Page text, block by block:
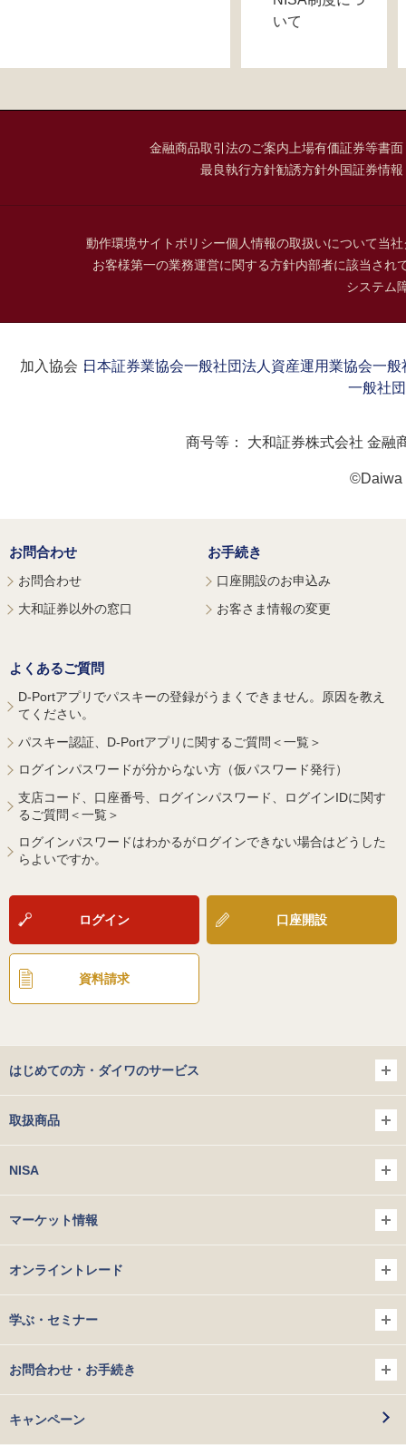
いて
金融商品取引法のご案内 上場有価証券等書
最良執行方針勧誘方針外国証券情
動作環境サイトポリシー個人情報の取扱いについて当
お客様第一の業務運営に関する方針内部者に該当され
システム
加入協会：日本証券業協会一般社団法人資産運用業協会一般
一般社
商号等： 大和証券株式会社 金融
©Daiwa
お問合わせ
お問合わせ
大和証券以外の窓口
お手続き
口座開設のお申込み
お客さま情報の変更
よくあるご質問
D-Portアプリでパスキーの登録がうまくできません。原因を教え
てください。
パスキー認証、D-Portアプリに関するご質問＜一覧＞
ログインパスワードが分からない方（仮パスワード発行）
支店コード、口座番号、ログインパスワード、ログインIDに関す
るご質問＜一覧＞
ログインパスワードはわかるがログインできない場合はどうした
らよいですか。
ログイン 口座開設
資料請求
はじめての方・ダイワのサービス
取扱商品
NISA
マーケット情報
オンライントレード
学ぶ・セミナー
お問合わせ・お手続き
キャンペーン